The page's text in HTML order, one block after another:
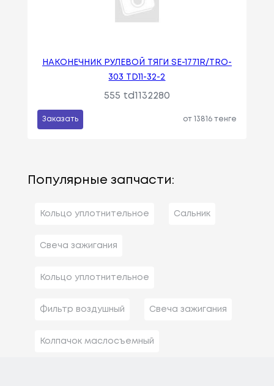
НАКОНЕЧНИК РУЛЕВОЙ ТЯГИ SE-1771R/TRO-
303 TD11-32-2
555 td1132280
Заказать от 13816 тенге
Популярные запчасти:
Кольцо уплотнительное Сальник
Свеча зажигания
Кольцо уплотнительное
Фильтр воздушный Свеча зажигания
Колпачок маслосъемный